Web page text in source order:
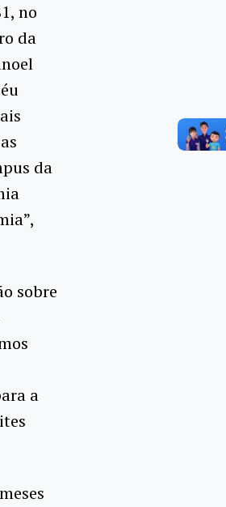
no
da
da
sobre
a